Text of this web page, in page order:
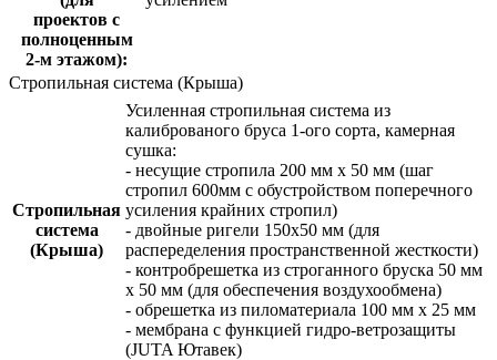
проектов с
полноценным
2-м этажом):
Стропильная система (Крыша)
Стропильная
система
(Крыша)
Усиленная стропильная система из
калиброваного бруса 1-ого сорта, камерная
сушка:
- несущие стропила 200 мм x 50 мм (шаг
стропил 600мм с обустройством поперечного
усиления крайних стропил)
- двойные ригели 150х50 мм (для
распеределения пространственной жесткости)
- контробрешетка из строганного бруска 50 мм
x 50 мм (для обеспечения воздухообмена)
- обрешетка из пиломатериала 100 мм x 25 мм
- мембрана с функцией гидро-ветрозащиты
(JUTA Ютавек)